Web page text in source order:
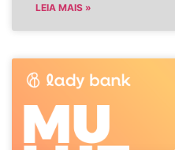
LEIA MAIS »